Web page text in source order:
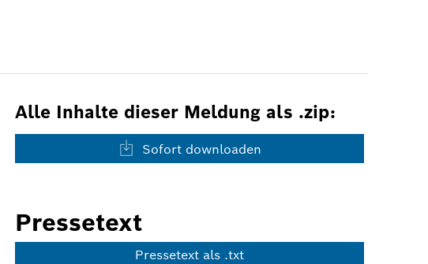
Alle Inhalte dieser Meldung als .zip:
Sofort downloaden
Pressetext
Pressetext als .txt